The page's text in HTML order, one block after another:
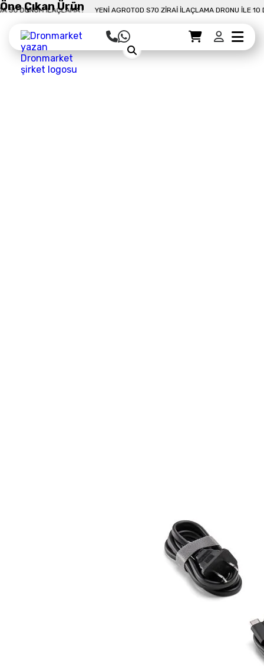
İLAÇLAMA ! YENI AGROTOD S70 ZIRAI İLAÇLAMA DRONU İLE 10
Sepet
Sepet Detayı Ödemeye Geç
Öne Çıkan Ürün